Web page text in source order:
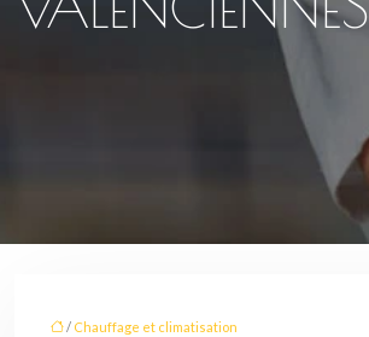
/ Chauffage et climatisation